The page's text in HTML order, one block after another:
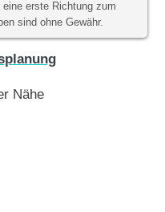
erste Richtung zum
sind ohne Gewähr.
Nähe